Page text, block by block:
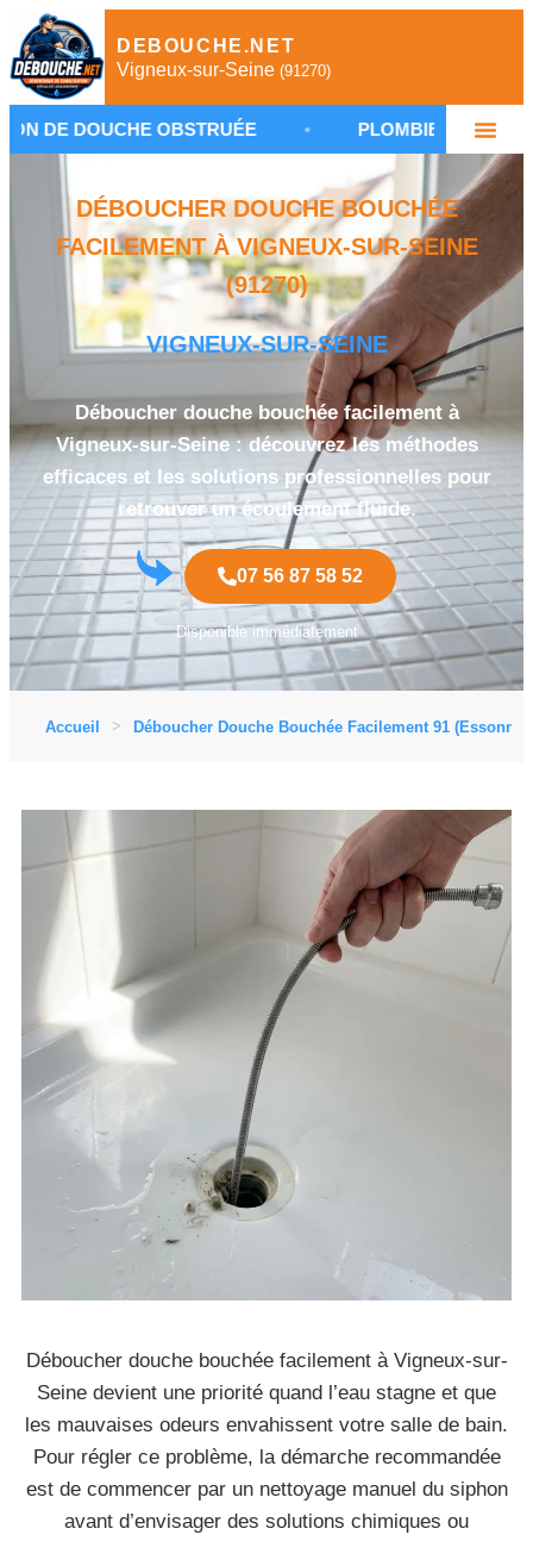
DEBOUCHE.NET
Vigneux-sur-Seine (91270)
OBSTRUÉE • PLOMBIER VIGNEUX-SUR-SEINE
DÉBOUCHER DOUCHE BOUCHÉE
FACILEMENT À VIGNEUX-SUR-SEINE
(91270)
VIGNEUX-SUR-SEINE
Déboucher douche bouchée facilement à
Vigneux-sur-Seine : découvrez les méthodes
efficaces et les solutions professionnelles pour
retrouver un écoulement fluide.
07 56 87 58 52
Disponible immédiatement
Accueil Déboucher Douche Bouchée Facilement 91 (Essonne)
Déboucher douche bouchée facilement à Vigneux-sur-
Seine devient une priorité quand l’eau stagne et que
les mauvaises odeurs envahissent votre salle de bain.
Pour régler ce problème, la démarche recommandée
est de commencer par un nettoyage manuel du siphon
avant d’envisager des solutions chimiques ou